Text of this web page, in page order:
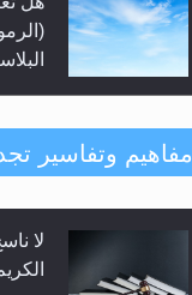
هل
هل
مفاهيم وتفاسير
لا